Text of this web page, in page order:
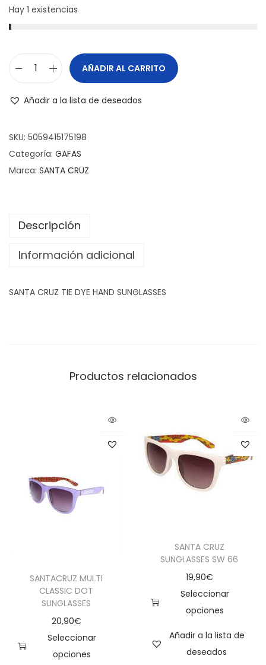
Hay 1 existencias
AÑADIR AL CARRITO
Añadir a la lista de deseados
SKU: 5059415175198
Categoría: GAFAS
Marca: SANTA CRUZ
Descripción
Información adicional
SANTA CRUZ TIE DYE HAND SUNGLASSES
Productos relacionados
SANTACRUZ MULTI
CLASSIC DOT
SUNGLASSES
20,90€
Seleccionar
opciones
SANTA CRUZ
SUNGLASSES SW 66
19,90€
Seleccionar
opciones
Añadir a la lista de
deseados